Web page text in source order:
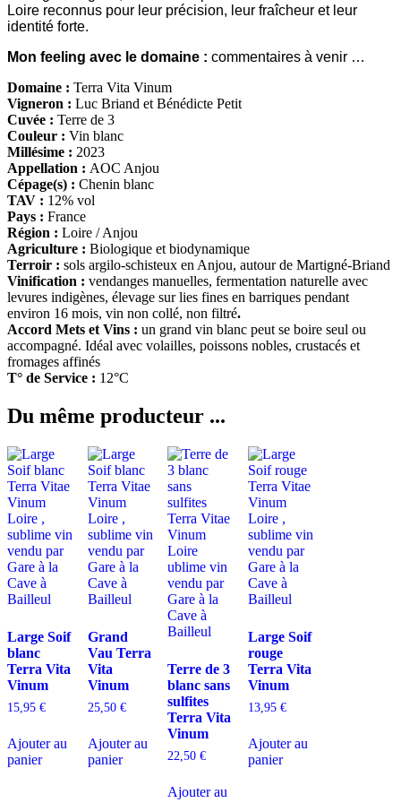
Loire reconnus pour leur précision, leur fraîcheur et leur
identité forte.
Mon feeling avec le domaine : commentaires à venir …
Domaine : Terra Vita Vinum
Vigneron : Luc Briand et Bénédicte Petit
Cuvée : Terre de 3
Couleur : Vin blanc
Millésime : 2023
Appellation : AOC Anjou
Cépage(s) : Chenin blanc
TAV : 12% vol
Pays : France
Région : Loire / Anjou
Agriculture : Biologique et biodynamique
Terroir : sols argilo-schisteux en Anjou, autour de Martigné-Briand
Vinification : vendanges manuelles, fermentation naturelle avec
levures indigènes, élevage sur lies fines en barriques pendant
environ 16 mois, vin non collé, non filtré.
Accord Mets et Vins : un grand vin blanc peut se boire seul ou
accompagné. Idéal avec volailles, poissons nobles, crustacés et
fromages affinés
T° de Service : 12°C
Du même producteur ...
Large Soif
blanc
Terra Vita
Vinum
15,95 €
Ajouter au
panier
Grand
Vau Terra
Vita
Vinum
25,50 €
Ajouter au
panier
Terre de 3
blanc sans
sulfites
Terra Vita
Vinum
22,50€
Ajouter au
Large Soif
rouge
Terra Vita
Vinum
13,95 €
Ajouter au
panier